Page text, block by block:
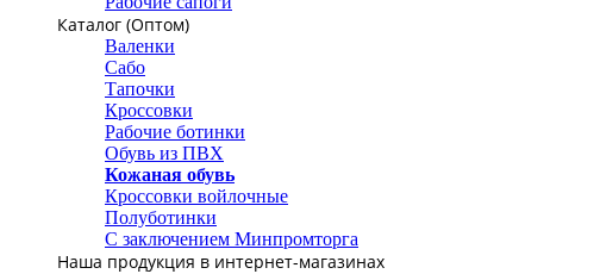
Каталог (Оптом)
Валенки
Сабо
Тапочки
Кроссовки
Рабочие ботинки
Обувь из ПВХ
Кожаная обувь
Кроссовки войлочные
Полуботинки
С заключением Минпромторга
Наша продукция в интернет-магазинах